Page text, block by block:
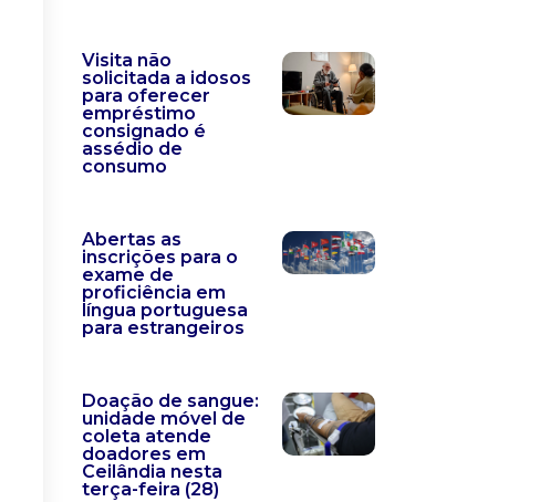
Visita não
solicitada a idosos
para oferecer
empréstimo
consignado é
assédio de
consumo
Abertas as
inscrições para o
exame de
proficiência em
língua portuguesa
para estrangeiros
Doação de sangue:
unidade móvel de
coleta atende
doadores em
Ceilândia nesta
terça-feira (28)